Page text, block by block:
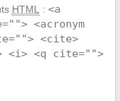
HTML : <a
<acronym
<cite>
<i> <q cite="">